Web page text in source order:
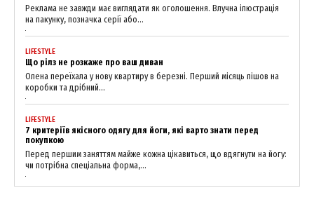
Реклама не завжди має виглядати як оголошення. Влучна ілюстрація
на пакунку, позначка серії або...
LIFESTYLE
Що рілз не розкаже про ваш диван
Олена переїхала у нову квартиру в березні. Перший місяць пішов на
коробки та дрібний...
LIFESTYLE
7 критеріїв якісного одягу для йоги, які варто знати перед
покупкою
Перед першим заняттям майже кожна цікавиться, що вдягнути на йогу:
чи потрібна спеціальна форма,...